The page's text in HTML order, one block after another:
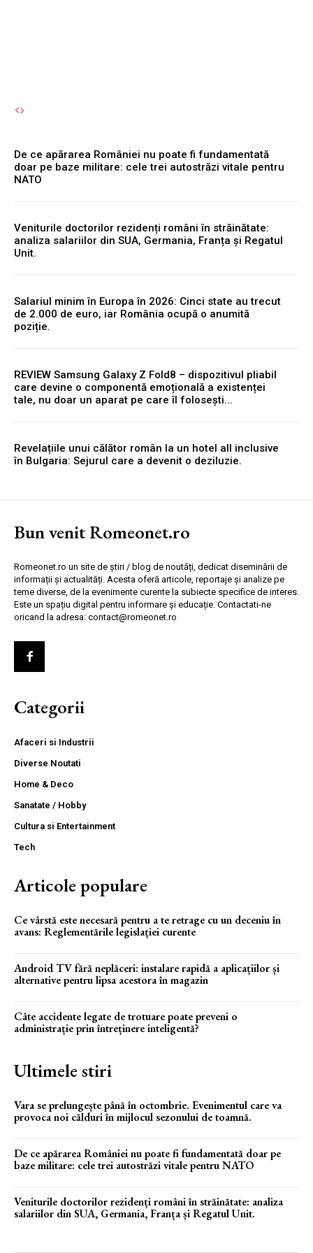
De ce apărarea României nu poate fi fundamentată
doar pe baze militare: cele trei autostrăzi vitale pentru
NATO
Veniturile doctorilor rezidenți români în străinătate:
analiza salariilor din SUA, Germania, Franța și Regatul
Unit.
Salariul minim în Europa în 2026: Cinci state au trecut
de 2.000 de euro, iar România ocupă o anumită
poziție.
REVIEW Samsung Galaxy Z Fold8 – dispozitivul pliabil
care devine o componentă emoțională a existenței
tale, nu doar un aparat pe care îl folosești...
Revelațiile unui călător român la un hotel all inclusive
în Bulgaria: Sejurul care a devenit o deziluzie.
Bun venit Romeonet.ro
Romeonet.ro un site de știri / blog de noutăți, dedicat diseminării de
informații și actualități. Acesta oferă articole, reportaje și analize pe
teme diverse, de la evenimente curente la subiecte specifice de interes.
Este un spațiu digital pentru informare și educație. Contactati-ne
oricand la adresa: contact@romeonet.ro
Categorii
Afaceri si Industrii
Diverse Noutati
Home & Deco
Sanatate / Hobby
Cultura si Entertainment
Tech
Articole populare
Ce vârstă este necesară pentru a te retrage cu un deceniu în
avans: Reglementările legislației curente
Android TV fără neplăceri: instalare rapidă a aplicațiilor și
alternative pentru lipsa acestora în magazin
Câte accidente legate de trotuare poate preveni o
administrație prin întreținere inteligentă?
Ultimele stiri
Vara se prelungește până în octombrie. Evenimentul care va
provoca noi călduri în mijlocul sezonului de toamnă.
De ce apărarea României nu poate fi fundamentată doar pe
baze militare: cele trei autostrăzi vitale pentru NATO
Veniturile doctorilor rezidenți români în străinătate: analiza
salariilor din SUA, Germania, Franța și Regatul Unit.